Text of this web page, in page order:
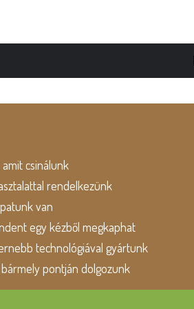
csinálunk
rendelkezünk
van
egy kézből megkaphat
technológiával gyártunk
pontján dolgozunk